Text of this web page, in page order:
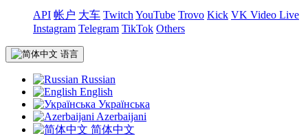
API 帐户 大车 Twitch YouTube Trovo Kick VK Video Live
Instagram Telegram TikTok Others
语言
Russian
English
Українська
Azerbaijani
简体中文